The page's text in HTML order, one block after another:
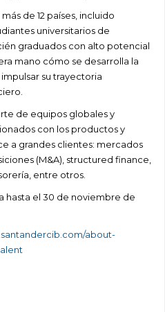
de 12 países, incluido
universitarios de
graduados con alto potencial
mano cómo se desarrolla la
su trayectoria
de equipos globales y
con los productos y
a grandes clientes: mercados
(M&A), structured finance,
entre otros.
hasta el 30 de noviembre de
about-